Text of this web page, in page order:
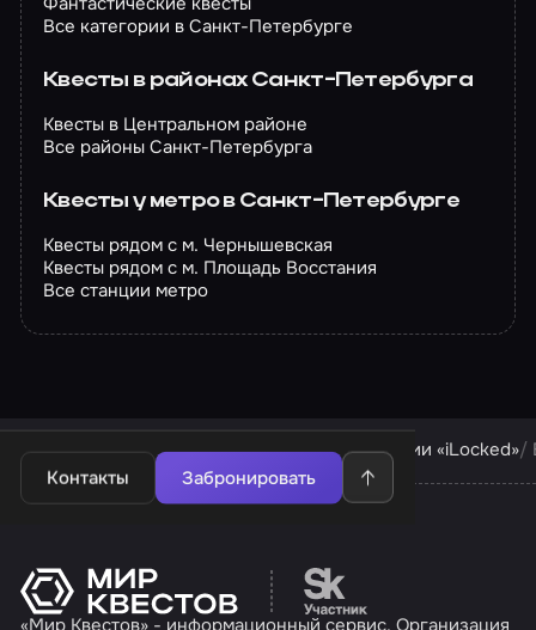
Все категории в Санкт-Петербурге
Квесты в районах Санкт-Петербурга
Квесты в Центральном районе
Все районы Санкт-Петербурга
Квесты у метро в Санкт-Петербурге
Квесты рядом с м. Чернышевская
Квесты рядом с м. Площадь Восстания
Все станции метро
Контакты Забронировать
Квесты в Санкт-Петербурге Квесты компании «iLocked»
Перейти на сайт
«Мир Квестов» - информационный сервис. Организация